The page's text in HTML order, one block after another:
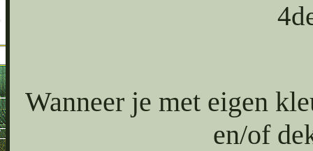
Wanneer je met eigen
en/of